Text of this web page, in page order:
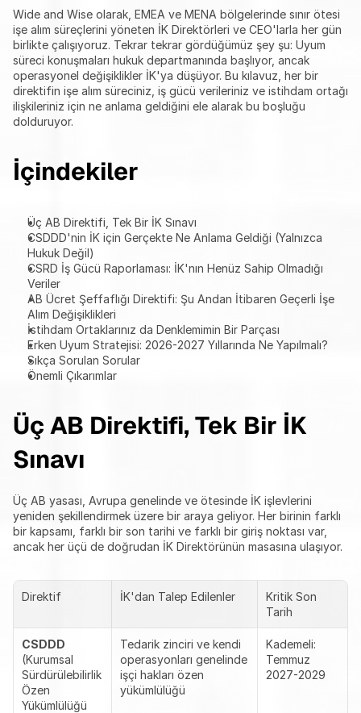
Wide and Wise olarak, EMEA ve MENA bölgelerinde sınır ötesi
işe alım süreçlerini yöneten İK Direktörleri ve CEO'larla her gün
birlikte çalışıyoruz. Tekrar tekrar gördüğümüz şey şu: Uyum
süreci konuşmaları hukuk departmanında başlıyor, ancak
operasyonel değişiklikler İK'ya düşüyor. Bu kılavuz, her bir
direktifin işe alım süreciniz, iş gücü verileriniz ve istihdam ortağı
ilişkileriniz için ne anlama geldiğini ele alarak bu boşluğu
dolduruyor.
İçindekiler
Üç AB Direktifi, Tek Bir İK Sınavı
CSDDD'nin İK için Gerçekte Ne Anlama Geldiği (Yalnızca
Hukuk Değil)
CSRD İş Gücü Raporlaması: İK'nın Henüz Sahip Olmadığı
Veriler
AB Ücret Şeffaflığı Direktifi: Şu Andan İtibaren Geçerli İşe
Alım Değişiklikleri
İstihdam Ortaklarınız da Denklemimin Bir Parçası
Erken Uyum Stratejisi: 2026-2027 Yıllarında Ne Yapılmalı?
Sıkça Sorulan Sorular
Önemli Çıkarımlar
Üç AB Direktifi, Tek Bir İK
Sınavı
Üç AB yasası, Avrupa genelinde ve ötesinde İK işlevlerini
yeniden şekillendirmek üzere bir araya geliyor. Her birinin farklı
bir kapsamı, farklı bir son tarihi ve farklı bir giriş noktası var,
ancak her üçü de doğrudan İK Direktörünün masasına ulaşıyor.
Direktif İK'dan Talep Edilenler
Kritik Son
Tarih
CSDDD
(Kurumsal
Sürdürülebilirlik
Özen
Yükümlülüğü
Tedarik zinciri ve kendi
operasyonları genelinde
işçi hakları özen
yükümlülüğü
Kademeli:
Temmuz
2027-2029